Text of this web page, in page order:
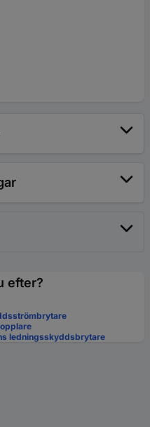
efter?
ledningsskyddsbrytare